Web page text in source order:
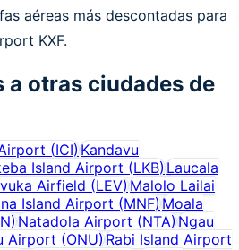
aéreas más descontadas para
KXF.
a otras ciudades de
(ICI)Kandavu
Island Airport (LKB)Laucala
Airfield (LEV) Malolo Lailai
Island Airport (MNF) Moala
) Natadola Airport (NTA) Ngau
Airport (ONU) Rabi Island Airport